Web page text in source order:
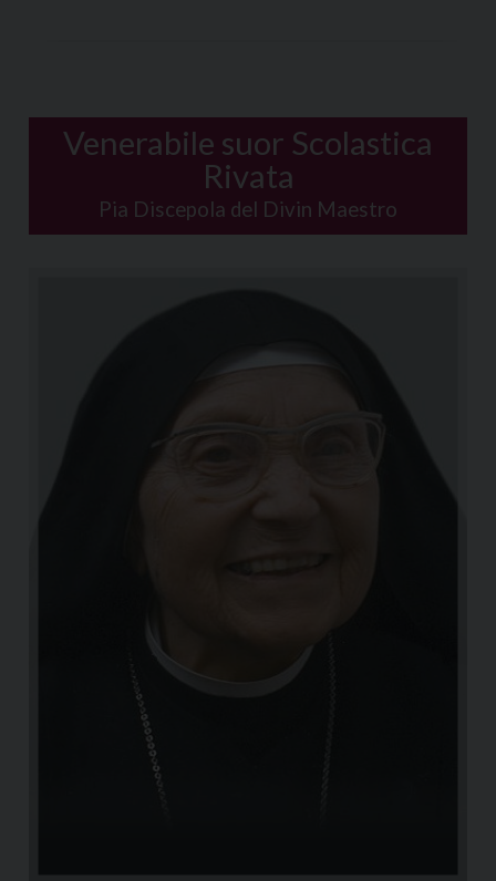
Venerabile suor Scolastica
Rivata
Pia Discepola del Divin Maestro